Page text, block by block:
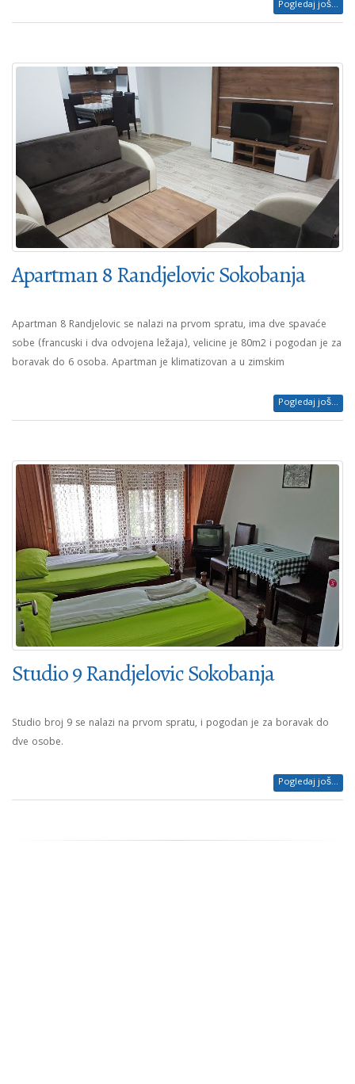
Pogledaj još...
Apartman 8 Randjelovic Sokobanja
Apartman 8 Randjelovic se nalazi na prvom spratu, ima dve spavaće
sobe (francuski i dva odvojena ležaja), velicine je 80m2 i pogodan je za
boravak do 6 osoba. Apartman je klimatizovan a u zimskim
Pogledaj još...
Studio 9 Randjelovic Sokobanja
Studio broj 9 se nalazi na prvom spratu, i pogodan je za boravak do
dve osobe.
Pogledaj još...